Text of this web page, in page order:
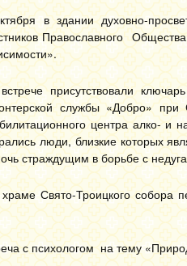
в здании духовно-
Православного
присутствовали
службы «Добро»
центра алко- и
люди, близкие которых
страждущим в борьбе с
Свято-Троицкого
с психологом на тему